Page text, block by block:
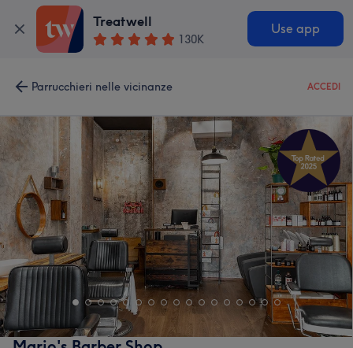
Treatwell
130K
Use app
Parrucchieri nelle vicinanze ACCEDI